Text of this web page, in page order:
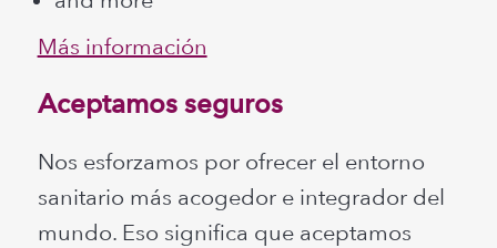
Más información
Aceptamos seguros
Nos esforzamos por ofrecer el entorno
sanitario más acogedor e integrador del
mundo. Eso significa que aceptamos